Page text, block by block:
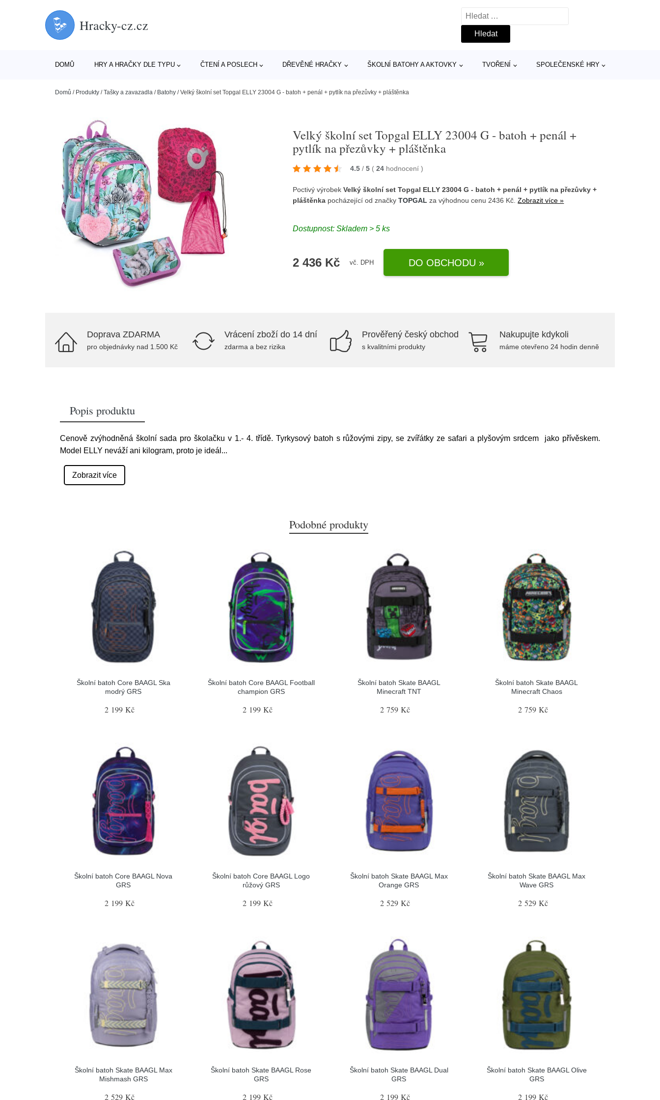
Hracky-cz.cz
Vyhledávání
DOMŮ HRY A HRAČKY DLE TYPU ČTENÍ A POSLECH DŘEVĚNÉ HRAČKY ŠKOLNÍ BATOHY A AKTOVKY TVOŘENÍ SPOLEČENSKÉ HRY
Domů / Produkty /Tašky a zavazadla / Batohy /Velký školní set Topgal ELLY 23004 G - batoh + penál + pytlík na přezůvky + pláštěnka
Velký školní set Topgal ELLY 23004 G - batoh + penál +
pytlík na přezůvky + pláštěnka
4.5 / 5 ( 24 hodnocení)
Poctivý výrobekVelký školní set Topgal ELLY 23004 G - batoh + penál + pytlík na přezůvky +
pláštěnka pocházející od značkyTOPGAL za výhodnou cenu 2436 Kč.Zobrazit více »
Dostupnost: Skladem > 5 ks
2 436 Kč vč. DPH DO OBCHODU »
Doprava ZDARMA
pro objednávky nad 1.500 Kč
Vrácení zboží do 14 dní
zdarma a bez rizika
Prověřený český obchod
s kvalitními produkty
Nakupujte kdykoli
máme otevřeno 24 hodin denně
Popis produktu
Cenově zvýhodněná školní sada pro školačku v 1.- 4. třídě. Tyrkysový batoh s růžovými zipy, se zvířátky ze safari a plyšovým srdcem jako přívěskem.
Model ELLY neváží ani kilogram, proto je ideál ...
Zobrazit více
Podobné produkty
Školní batoh Core BAAGL Ska
modrý GRS
2 199 Kč
Školní batoh Core BAAGL Football
champion GRS
2 199 Kč
Školní batoh Skate BAAGL
Minecraft TNT
2 759 Kč
Školní batoh Skate BAAGL
Minecraft Chaos
2 759 Kč
Školní batoh Core BAAGL Nova
GRS
2 199 Kč
Školní batoh Core BAAGL Logo
růžový GRS
2 199 Kč
Školní batoh Skate BAAGL Max
Orange GRS
2 529 Kč
Školní batoh Skate BAAGL Max
Wave GRS
2 529 Kč
Školní batoh Skate BAAGL Max
Mishmash GRS
2 529 Kč
Školní batoh Skate BAAGL Rose
GRS
2 199 Kč
Školní batoh Skate BAAGL Dual
GRS
2 199 Kč
Školní batoh Skate BAAGL Olive
GRS
2 199 Kč